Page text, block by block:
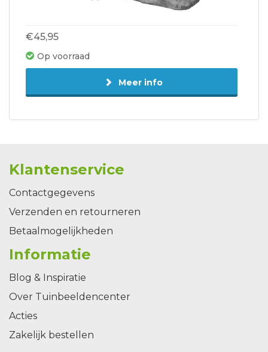
€45,95
Op voorraad
Meer info
Klantenservice
Contactgegevens
Verzenden en retourneren
Betaalmogelijkheden
Informatie
Blog & Inspiratie
Over Tuinbeeldencenter
Acties
Zakelijk bestellen